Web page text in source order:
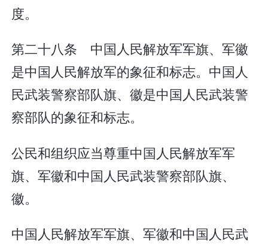
度。
第二十八条 中国人民解放军军旗、军徽
是中国人民解放军的象征和标志。中国人
民武装警察部队旗、徽是中国人民武装警
察部队的象征和标志。
公民和组织应当尊重中国人民解放军军
旗、军徽和中国人民武装警察部队旗、
徽。
中国人民解放军军旗、军徽和中国人民武